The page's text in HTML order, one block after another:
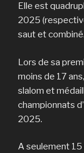
Elle est
2025
saut et combiné.
Lors de sa
moins de 17
slalom et
championnats
2025.
A seulement 15